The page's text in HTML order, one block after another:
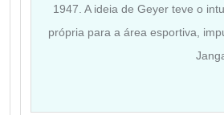
1947. A ideia de Geyer teve o
própria para a área esportiva,